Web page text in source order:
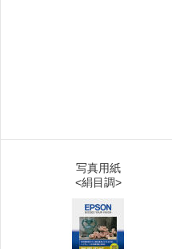
写真用紙
<絹目調>